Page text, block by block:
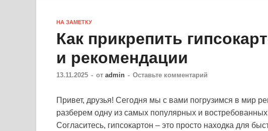
НА ЗАМЕТКУ
Как прикрепить
и рекомендации
13.11.2025 - от admin - Оставьте комментарий
Привет, друзья! Сегодня мы с вами погрузимся в мир
разберем одну из самых популярных и востребованных
Согласитесь, гипсокартон – это просто находка для